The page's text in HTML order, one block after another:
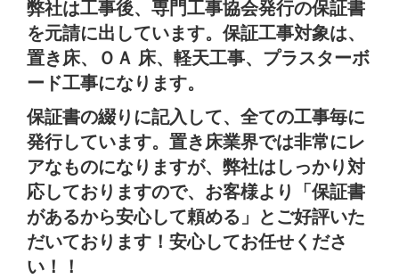
弊社は工事後、専門工事協会発行の保証書
を元請に出しています。保証工事対象は、
置き床、ＯＡ 床、軽天工事、プラスターボ
ード工事になります。
保証書の綴りに記入して、全ての工事毎に
発行しています。置き床業界では非常にレ
アなものになりますが、弊社はしっかり対
応しておりますので、お客様より「保証書
があるから安心して頼める」とご好評いた
だいております！安心してお任せくださ
い！！